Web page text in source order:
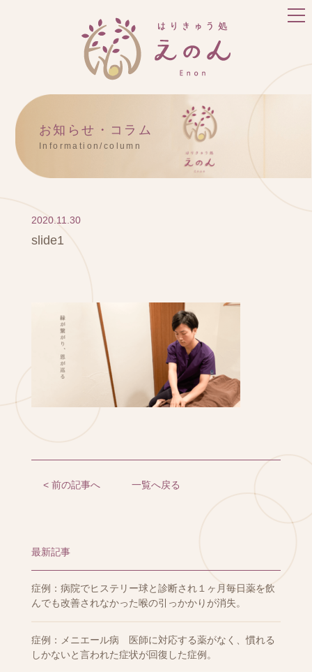
お知らせ・コラム
Information/column
2020.11.30
slide1
< 前の記事へ 一覧へ戻る
最新記事
症例：病院でヒステリー球と診断され１ヶ月毎日薬を飲
んでも改善されなかった喉の引っかかりが消失。
症例：メニエール病 医師に対応する薬がなく、慣れる
しかないと言われた症状が回復した症例。